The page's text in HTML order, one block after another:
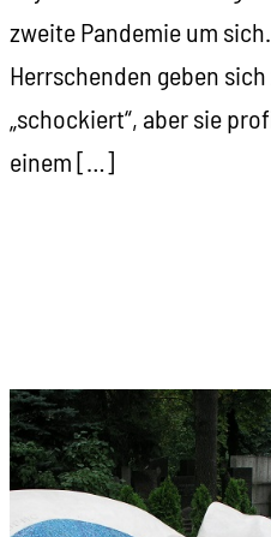
zweite Pandemie um
Herrschenden geben
„schockiert“, aber sie
einem […]